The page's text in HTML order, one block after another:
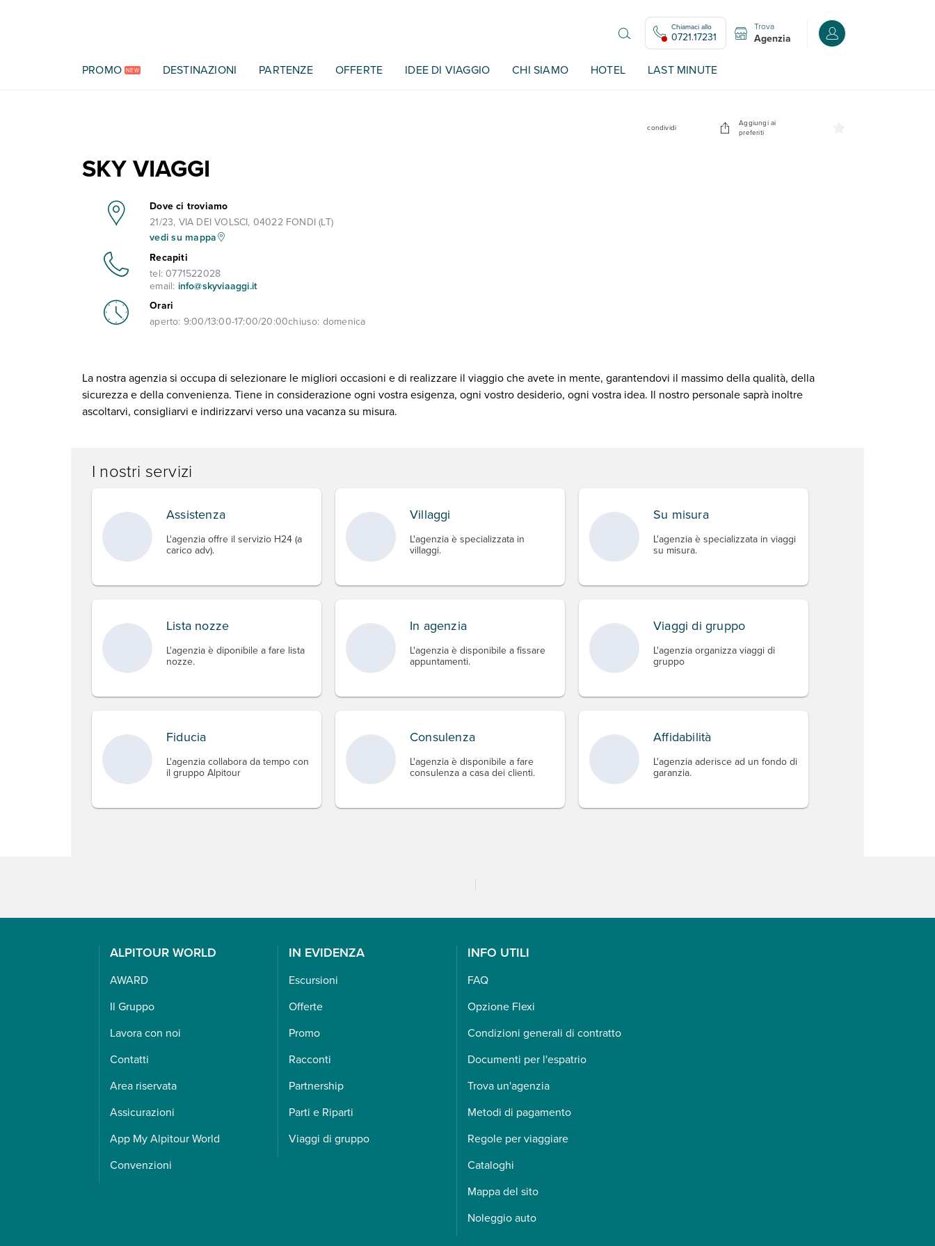
Chiamaci allo
0721.17231
Trova
Agenzia Accedi o registrati
PROMO NEW DESTINAZIONI PARTENZE OFFERTE IDEE DI VIAGGIO CHI SIAMO HOTEL LAST MINUTE
condividi
Aggiungi ai
preferiti
SKY VIAGGI
Dove ci troviamo
21/23, VIA DEI VOLSCI, 04022 FONDI (LT)
vedi su mappa
Recapiti
tel:0771522028
email: info@skyviaaggi.it
Orari
aperto: 9:00/13:00-17:00/20:00chiuso: domenica
La nostra agenzia si occupa di selezionare le migliori occasioni e di realizzare il viaggio che avete in mente, garantendovi il massimo della qualità, della
sicurezza e della convenienza. Tiene in considerazione ogni vostra esigenza, ogni vostro desiderio, ogni vostra idea. Il nostro personale saprà inoltre
ascoltarvi, consigliarvi e indirizzarvi verso una vacanza su misura.
I nostri servizi
Assistenza
L'agenzia offre il servizio H24 (a
carico adv).
Villaggi
L'agenzia è specializzata in
villaggi.
Su misura
L'agenzia è specializzata in viaggi
su misura.
Lista nozze
L'agenzia è diponibile a fare lista
nozze.
In agenzia
L'agenzia è disponibile a fissare
appuntamenti.
Viaggi di gruppo
L'agenzia organizza viaggi di
gruppo
Fiducia
L'agenzia collabora da tempo con
il gruppo Alpitour
Consulenza
L'agenzia è disponibile a fare
consulenza a casa dei clienti.
Affidabilità
L'agenzia aderisce ad un fondo di
garanzia.
ALPITOUR WORLD
AWARD
Il Gruppo
Lavora con noi
Contatti
Area riservata
Assicurazioni
App My Alpitour World
Convenzioni
IN EVIDENZA
Escursioni
Offerte
Promo
Racconti
Partnership
Parti e Riparti
Viaggi di gruppo
INFO UTILI
FAQ
Opzione Flexi
Condizioni generali di contratto
Documenti per l'espatrio
Trova un'agenzia
Metodi di pagamento
Regole per viaggiare
Cataloghi
Mappa del sito
Noleggio auto